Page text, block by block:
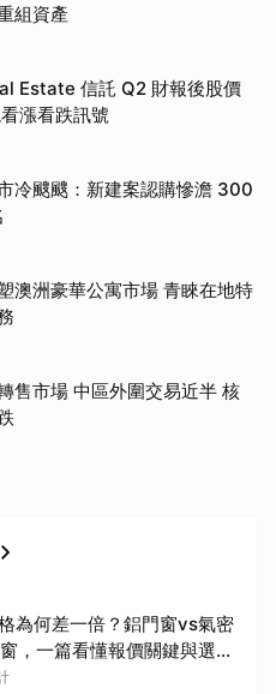
組資產
Estate 信託 Q2 財報後股價
漲看跌訊號
冷颼颼：新建案認購慘澹 300
澳洲豪華公寓市場 青睞在地特
售市場 中區外圍交易近半 核
為何差一倍？鋁門窗vs氣密
，一篇看懂報價關鍵與選購